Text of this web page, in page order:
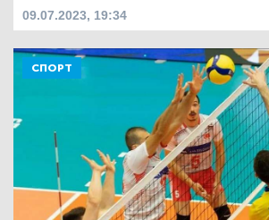
09.07.2023, 19:34
СПОРТ